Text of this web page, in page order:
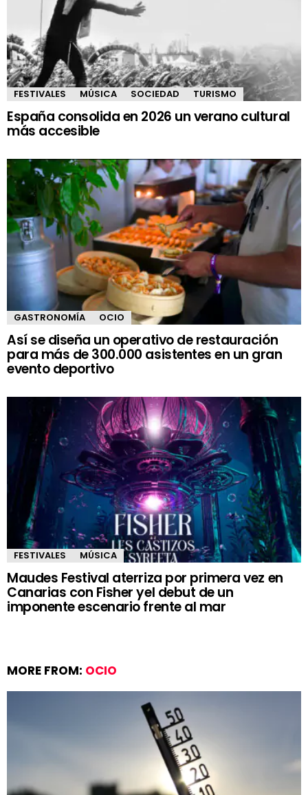
FESTIVALES MÚSICA SOCIEDAD TURISMO
España consolida en 2026 un verano cultural
más accesible
GASTRONOMÍA OCIO
Así se diseña un operativo de restauración
para más de 300.000 asistentes en un gran
evento deportivo
FESTIVALES MÚSICA
Maudes Festival aterriza por primera vez en
Canarias con Fisher yel debut de un
imponente escenario frente al mar
MORE FROM: OCIO